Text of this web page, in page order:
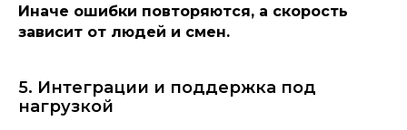
Иначе ошибки повторяются, а скорость
зависит от людей и смен.
5. Интеграции и поддержка под
нагрузкой